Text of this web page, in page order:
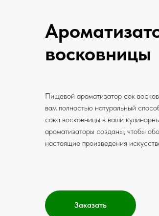
восковницы
Пищевой ароматизатор сок
вам полностью натуральный
сока восковницы в ваши
ароматизаторы созданы, чтобы
настоящие произведения
Заказать